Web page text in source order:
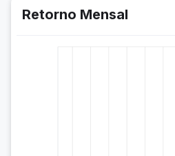
Retorno Mensal